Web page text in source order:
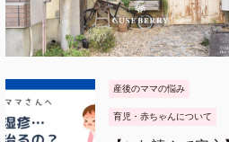
産後のママの悩み
育児・赤ちゃんについて